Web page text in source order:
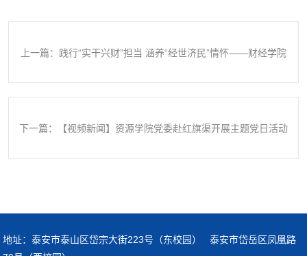
上一篇：践行“实干兴财”担当 涵养“经世济民”情怀——财经学院
下一篇：【视频新闻】资源学院党委赴红旗渠开展主题党日活动
地址：泰安市泰山区岱宗大街223号（东校园） 泰安市岱岳区凤凰路